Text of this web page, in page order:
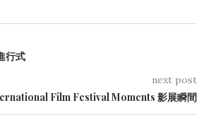
行式
next post
Film Festival Moments 影展瞬間